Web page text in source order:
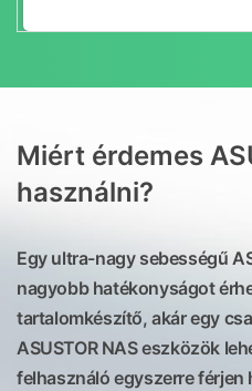
Miért érdemes
használni?
Egy ultra-nagy sebességű
nagyobb hatékonyságot
tartalomkészítő, akár egy
ASUSTOR NAS eszközök
felhasználó egyszerre férjen